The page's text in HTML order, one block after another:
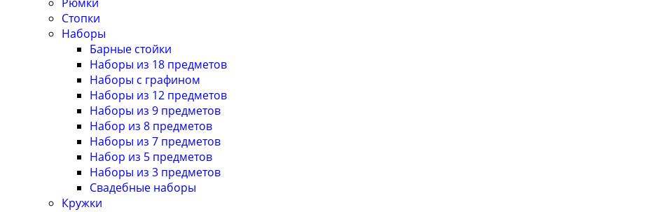
Стопки
Наборы
Барные стойки
Наборы из 18 предметов
Наборы с графином
Наборы из 12 предметов
Наборы из 9 предметов
Набор из 8 предметов
Наборы из 7 предметов
Набор из 5 предметов
Наборы из 3 предметов
Свадебные наборы
Кружки